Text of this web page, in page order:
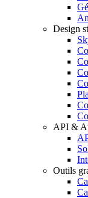
Design
API &
Outils